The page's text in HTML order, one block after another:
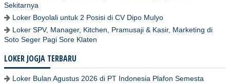
Sekitarnya
Loker Boyolali untuk 2 Posisi di CV Dipo Mulyo
Loker SPV, Manager, Kitchen, Pramusaji & Kasir, Marketing di
Soto Seger Pagi Sore Klaten
LOKER JOGJA TERBARU
Loker Bulan Agustus 2026 di PT Indonesia Plafon Semesta